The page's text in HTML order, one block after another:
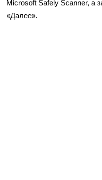
Microsoft Safely Scanner, а
«Далее».